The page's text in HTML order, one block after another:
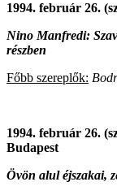
1994. február 26.
Nino Manfredi:
részben
Főbb szereplők:
1994. február 26.
Budapest
Övön alul éjszakai,